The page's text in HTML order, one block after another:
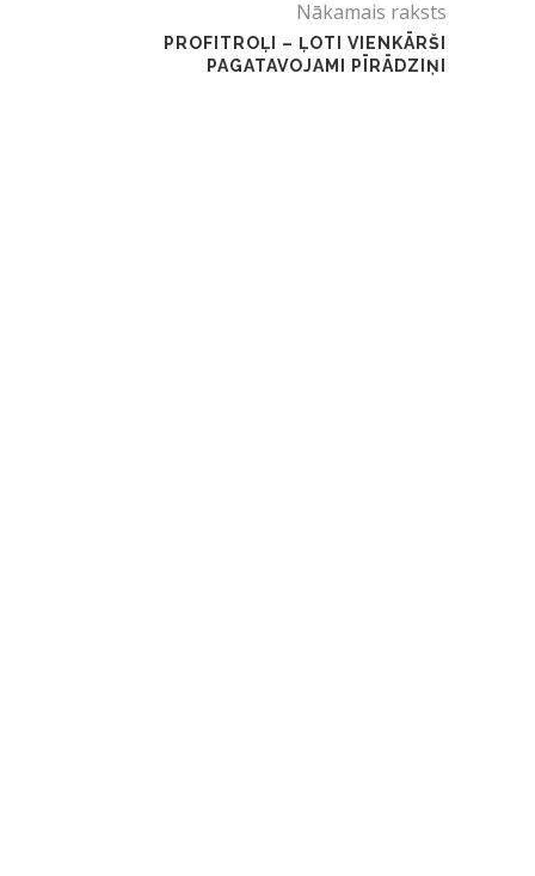
Nākamais raksts
PROFITROĻI – ĻOTI VIENKĀRŠI
PAGATAVOJAMI PĪRĀDZIŅI